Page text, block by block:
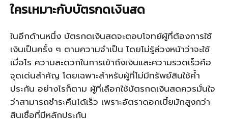
ใครเหมาะกับบัตรกดเงินสด
ในอีกด้านหนึ่ง บัตรกดเงินสดจะตอบโจทย์ผู้ที่ต้องการใช้
เงินเป็นครั้ง ๆ ตามความจำเป็น โดยไม่รู้ล่วงหน้าว่าจะใช้
เมื่อไร ความสะดวกในการเข้าถึงเงินและความรวดเร็วคือ
จุดเด่นสำคัญ โดยเฉพาะสำหรับผู้ที่ไม่มีทรัพย์สินใช้ค้ำ
ประกัน อย่างไรก็ตาม ผู้ที่เลือกใช้บัตรกดเงินสดควรมั่นใจ
ว่าสามารถชำระคืนได้เร็ว เพราะอัตราดอกเบี้ยมักสูงกว่า
สินเชื่อที่มีหลักประกัน